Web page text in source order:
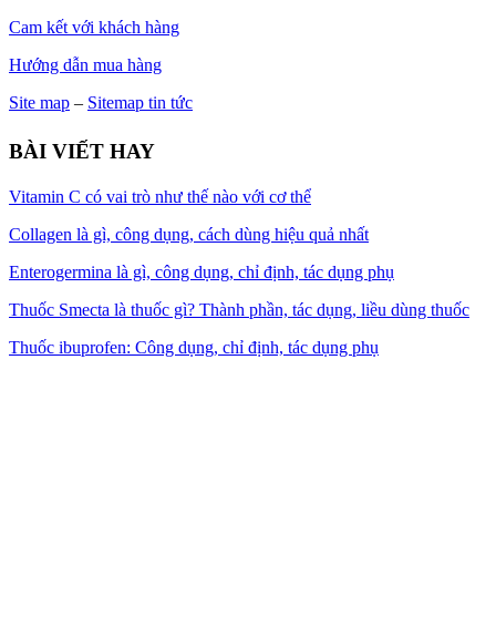
Cam kết với khách hàng
Hướng dẫn mua hàng
Site map – Sitemap tin tức
BÀI VIẾT HAY
Vitamin C có vai trò như thế nào với cơ thể
Collagen là gì, công dụng, cách dùng hiệu quả nhất
Enterogermina là gì, công dụng, chỉ định, tác dụng phụ
Thuốc Smecta là thuốc gì? Thành phần, tác dụng, liều dùng thuốc
Thuốc ibuprofen: Công dụng, chỉ định, tác dụng phụ